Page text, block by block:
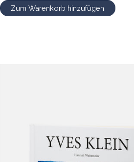
Zum Warenkorb hinzufügen